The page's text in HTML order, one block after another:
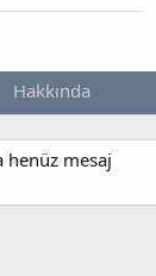
Hakkında
henüz mesaj